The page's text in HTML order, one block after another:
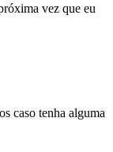
vez que eu
caso tenha alguma